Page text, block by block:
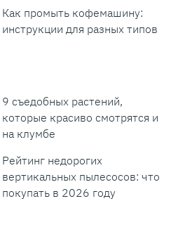
Как промыть кофемашину:
инструкции для разных типов
9 съедобных растений,
которые красиво смотрятся и
на клумбе
Рейтинг недорогих
вертикальных пылесосов: что
покупать в 2026 году